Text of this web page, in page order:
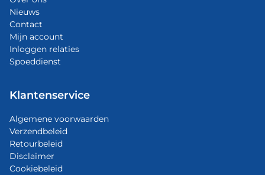
Nieuws
Contact
Mijn account
Inloggen relaties
Spoeddienst
Klantenservice
Algemene voorwaarden
Verzendbeleid
Retourbeleid
Disclaimer
Cookiebeleid